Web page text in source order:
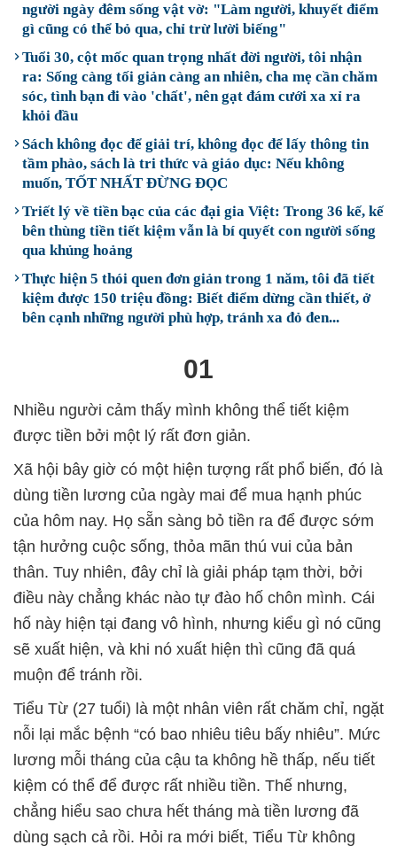
người ngày đêm sống vật vờ: "Làm người, khuyết điểm
gì cũng có thể bỏ qua, chỉ trừ lười biếng"
Tuổi 30, cột mốc quan trọng nhất đời người, tôi nhận
ra: Sống càng tối giản càng an nhiên, cha mẹ cần chăm
sóc, tình bạn đi vào 'chất', nên gạt đám cưới xa xỉ ra
khỏi đầu
Sách không đọc để giải trí, không đọc để lấy thông tin
tầm phào, sách là tri thức và giáo dục: Nếu không
muốn, TỐT NHẤT ĐỪNG ĐỌC
Triết lý về tiền bạc của các đại gia Việt: Trong 36 kế, kế
bên thùng tiền tiết kiệm vẫn là bí quyết con người sống
qua khủng hoảng
Thực hiện 5 thói quen đơn giản trong 1 năm, tôi đã tiết
kiệm được 150 triệu đồng: Biết điểm dừng cần thiết, ở
bên cạnh những người phù hợp, tránh xa đỏ đen...
01
Nhiều người cảm thấy mình không thể tiết kiệm
được tiền bởi một lý rất đơn giản.
Xã hội bây giờ có một hiện tượng rất phổ biến, đó là
dùng tiền lương của ngày mai để mua hạnh phúc
của hôm nay. Họ sẵn sàng bỏ tiền ra để được sớm
tận hưởng cuộc sống, thỏa mãn thú vui của bản
thân. Tuy nhiên, đây chỉ là giải pháp tạm thời, bởi
điều này chẳng khác nào tự đào hố chôn mình. Cái
hố này hiện tại đang vô hình, nhưng kiểu gì nó cũng
sẽ xuất hiện, và khi nó xuất hiện thì cũng đã quá
muộn để tránh rồi.
Tiểu Từ (27 tuổi) là một nhân viên rất chăm chỉ, ngặt
nỗi lại mắc bệnh “có bao nhiêu tiêu bấy nhiêu”. Mức
lương mỗi tháng của cậu ta không hề thấp, nếu tiết
kiệm có thể để được rất nhiều tiền. Thế nhưng,
chẳng hiểu sao chưa hết tháng mà tiền lương đã
dùng sạch cả rồi. Hỏi ra mới biết, Tiểu Từ không